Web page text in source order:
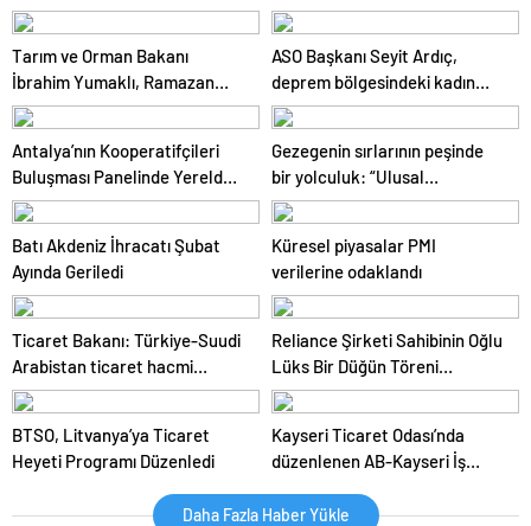
Tekirdağ’da Gerçekleşti
artıyor
Tarım ve Orman Bakanı
İbrahim Yumaklı, Ramazan
denetimlerini sıklaştırdıklarını
açıkladı
ASO Başkanı Seyit Ardıç,
deprem bölgesindeki kadın
girişimcilerin desteklenmesi
gerektiğini vurguladı
Antalya’nın Kooperatifçileri
Buluşması Panelinde Yerelden
Kalkınma İçin Yapılması
Gerekenler Tartışıldı
Gezegenin sırlarının peşinde
bir yolculuk: “Ulusal
Antarktika Bilim Seferleri”
Batı Akdeniz İhracatı Şubat
Ayında Geriledi
Küresel piyasalar PMI
verilerine odaklandı
Ticaret Bakanı: Türkiye-Suudi
Arabistan ticaret hacmi
artacak
Reliance Şirketi Sahibinin Oğlu
Lüks Bir Düğün Töreni
Düzenledi
BTSO, Litvanya’ya Ticaret
Heyeti Programı Düzenledi
Kayseri Ticaret Odası’nda
düzenlenen AB-Kayseri İş
dijitalleşme vurgusu yapıldı
Daha Fazla Haber Yükle